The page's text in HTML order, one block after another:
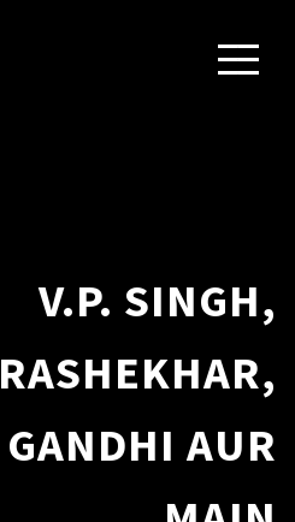
V.P. SINGH,
AUR